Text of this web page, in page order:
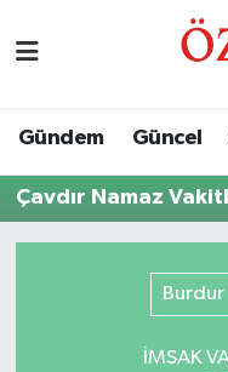
Gündem Güncel
Çavdır Namaz
Burdur
İMSAK
Ekonomi
Nöbetçi
Trafik Durumu